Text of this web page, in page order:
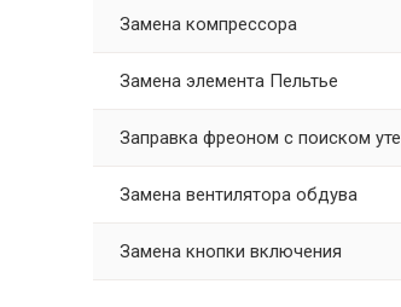
Замена компрессора
Замена элемента Пельтье
Заправка фреоном с поиском
Замена вентилятора обдува
Замена кнопки включения